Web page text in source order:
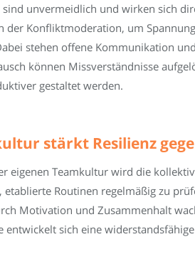
unvermeidlich und wirken sich
der Konfliktmoderation, um
stehen offene Kommunikation
können Missverständnisse
gestaltet werden.
stärkt Resilienz
eigenen Teamkultur wird die
etablierte Routinen regelmäßig zu
Motivation und Zusammenhalt
entwickelt sich eine